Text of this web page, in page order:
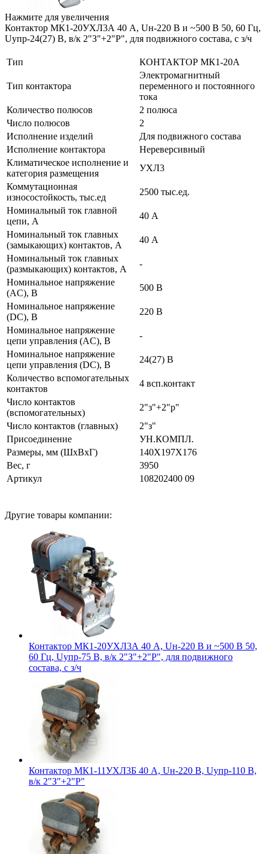
Нажмите для увеличения
Контактор МК1-20УХЛ3А 40 А, Uн-220 В и ~500 В 50, 60 Гц,
Uупр-24(27) В, в/к 2"З"+2"Р", для подвижного состава, с з/ч
Тип КОНТАКТОР МК1-20А
Тип контактора
Электромагнитный
переменного и постоянного
тока
Количество полюсов
2 полюса
Число полюсов
2
Исполнение изделий
Для подвижного состава
Исполнение контактора
Нереверсивный
Климатическое исполнение и
категория размещения
УХЛ3
Коммутационная
износостойкость, тыс.ед
2500 тыс.ед.
Номинальный ток главной
цепи, А
40 А
Номинальный ток главных
(замыкающих) контактов, А
40 А
Номинальный ток главных
(размыкающих) контактов, А
-
Номинальное напряжение
(AC), В
500 В
Номинальное напряжение
(DC), В
220 В
Номинальное напряжение
цепи управления (AC), В
-
Номинальное напряжение
цепи управления (DC), В
24(27) В
Количество вспомогательных
контактов
4 всп.контакт
Число контактов
(вспомогательных)
2"з"+2"р"
Число контактов (главных)
2"з"
Присоединение
УН.КОМПЛ.
Размеры, мм (ШхВхГ)
140Х197Х176
Вес, г
3950
Артикул
108202400 09
Другие товары компании:
Контактор МК1-20УХЛ3А 40 А, Uн-220 В и ~500 В 50,
60 Гц, Uупр-75 В, в/к 2"З"+2"Р", для подвижного
состава, с з/ч
Контактор МК1-11УХЛ3Б 40 А, Uн-220 В, Uупр-110 В,
в/к 2"З"+2"Р"